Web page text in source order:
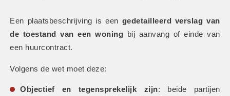
Een plaatsbeschrijving is een gedetailleerd verslag van
de toestand van een woning bij aanvang of einde van
een huurcontract.
Volgens de wet moet deze:
Objectief en tegensprekelijk zijn: beide partijen